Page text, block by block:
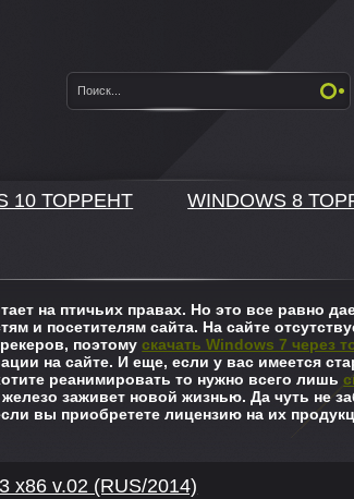
10 ТОРРЕНТ WINDOWS 8
на птичьих правах. Но это все равно
и посетителям сайта. На сайте
поэтомускачать Windows 7 через
на сайте. И еще, если у вас имеется
реанимировать то нужно всего лишь
заживет новой жизнью. Да чуть не
вы приобретете лицензию на их
x86 v.02 (RUS/2014)